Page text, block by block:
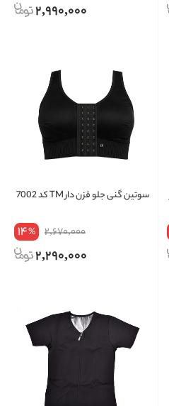
2,990,000
سوتین گنی جلو قزن دار TM کد 7002
2,670,000
14%
2,290,000